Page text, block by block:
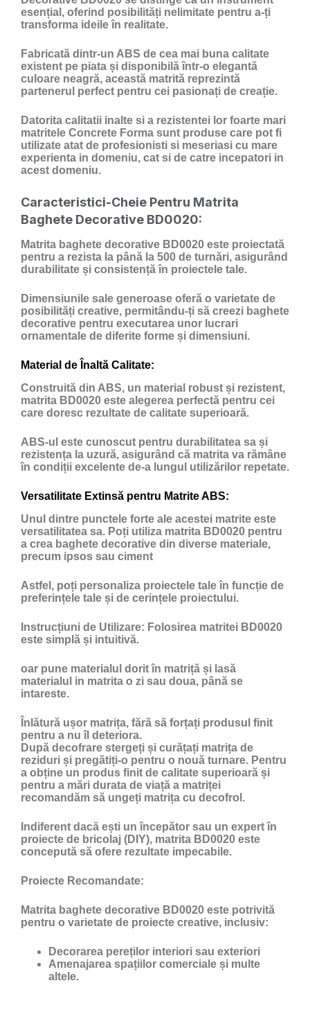
esențial, oferind posibilități nelimitate pentru a-ți
transforma ideile în realitate.
Fabricată dintr-un ABS de cea mai buna calitate
existent pe piata și disponibilă într-o elegantă
culoare neagră, această matrită reprezintă
partenerul perfect pentru cei pasionați de creație.
Datorita calitatii inalte si a rezistentei lor foarte mari
matritele Concrete Forma sunt produse care pot fi
utilizate atat de profesionisti si meseriasi cu mare
experienta in domeniu, cat si de catre incepatori in
acest domeniu.
Caracteristici-Cheie Pentru Matrita
Baghete Decorative BD0020:
Matrita baghete decorative BD0020 este proiectată
pentru a rezista la până la 500 de turnări, asigurând
durabilitate și consistență în proiectele tale.
Dimensiunile sale generoase oferă o varietate de
posibilități creative, permitându-ți să creezi baghete
decorative pentru executarea unor lucrari
ornamentale de diferite forme și dimensiuni.
Material de Înaltă Calitate:
Construită din ABS, un material robust și rezistent,
matrita BD0020 este alegerea perfectă pentru cei
care doresc rezultate de calitate superioară.
ABS-ul este cunoscut pentru durabilitatea sa și
rezistența la uzură, asigurând că matrita va rămâne
în condiții excelente de-a lungul utilizărilor repetate.
Versatilitate Extinsă pentru Matrite ABS:
Unul dintre punctele forte ale acestei matrite este
versatilitatea sa. Poți utiliza matrita BD0020 pentru
a crea baghete decorative din diverse materiale,
precum ipsos sau ciment
Astfel, poți personaliza proiectele tale în funcție de
preferințele tale și de cerințele proiectului.
Instrucțiuni de Utilizare: Folosirea matritei BD0020
este simplă și intuitivă.
oar pune materialul dorit în matriță și lasă
materialul in matrita o zi sau doua, până se
intareste.
Înlătură ușor matrița, fără să forțați produsul finit
pentru a nu îl deteriora.
După decofrare stergeți și curățați matrița de
reziduri și pregătiți-o pentru o nouă turnare. Pentru
a obține un produs finit de calitate superioară și
pentru a mări durata de viață a matriței
recomandăm să ungeți matrița cu decofrol .
Indiferent dacă ești un începător sau un expert în
proiecte de bricolaj (DIY), matrita BD0020 este
concepută să ofere rezultate impecabile.
Proiecte Recomandate:
Matrita baghete decorative BD0020 este potrivită
pentru o varietate de proiecte creative, inclusiv:
Decorarea pereților interiori sau exteriori
Amenajarea spațiilor comerciale și multe
altele.